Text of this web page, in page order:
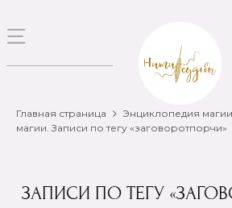
Главная страница Энциклопедия магии
магии. Записи по тегу «заговоротпорчи»
ЗАПИСИ ПО ТЕГУ